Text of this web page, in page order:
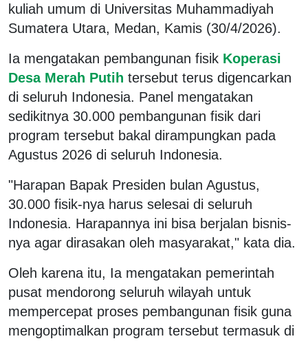
kuliah umum di Universitas Muhammadiyah
Sumatera Utara, Medan, Kamis (30/4/2026).
Ia mengatakan pembangunan fisik Koperasi
Desa Merah Putih tersebut terus digencarkan
di seluruh Indonesia. Panel mengatakan
sedikitnya 30.000 pembangunan fisik dari
program tersebut bakal dirampungkan pada
Agustus 2026 di seluruh Indonesia.
"Harapan Bapak Presiden bulan Agustus,
30.000 fisik-nya harus selesai di seluruh
Indonesia. Harapannya ini bisa berjalan bisnis-
nya agar dirasakan oleh masyarakat," kata dia.
Oleh karena itu, Ia mengatakan pemerintah
pusat mendorong seluruh wilayah untuk
mempercepat proses pembangunan fisik guna
mengoptimalkan program tersebut termasuk di